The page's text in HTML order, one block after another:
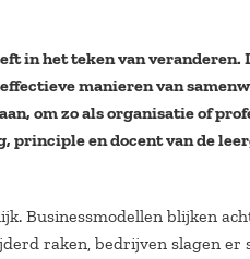
in het teken van veranderen.
manieren van
om zo als organisatie of
principle en docent van de
Businessmodellen blijken
raken, bedrijven slagen er